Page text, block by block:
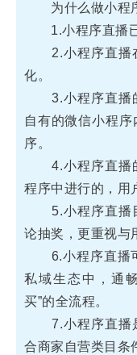
为什么做小程
1.小程序直播已
2.小程序直播在
化。
3.小程序直播的
自有的微信小程
序。
4.小程序直播的
程序中进行的，用
5.小程序直播目
论抽奖，更重视与
6.小程序直播可
私域生态中，通
买”的全流程。
7.小程序直播是
合商家自营类目条